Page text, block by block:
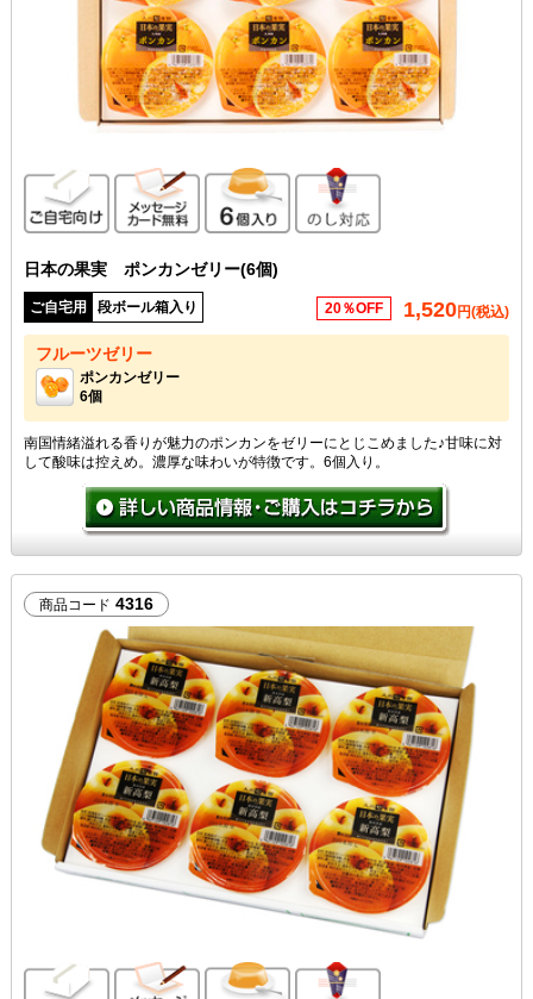
ご自宅向けメッセージカード無料
6個入り のし対応
日本の果実 ポンカンゼリー(6個)
ご自宅用 段ボール箱入り 20％OFF 1,520円(税込)
フルーツゼリー
ポンカンゼリー
6個
南国情緒溢れる香りが魅力のポンカンをゼリーにとじこめました♪甘味に対
して酸味は控えめ。濃厚な味わいが特徴です。6個入り。
商品コード 4316
ご自宅向けメッセージカード無料
6個入り のし対応